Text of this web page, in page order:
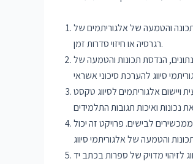
תכונה והטמעה של אלגוריתמים של
רגרסיה או חיזוי סדרות זמן.
הנדסת תכונות והטמעה של
אלגוריתמים לסיווג טקסט
לבישים. פרויקט זה יכול